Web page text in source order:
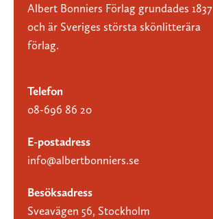
Albert Bonniers Förlag grundades 1837
och är Sveriges största skönlitterära
förlag.
Telefon
08-696 86 20
E-postadress
info@albertbonniers.se
Besöksadress
Sveavägen 56, Stockholm